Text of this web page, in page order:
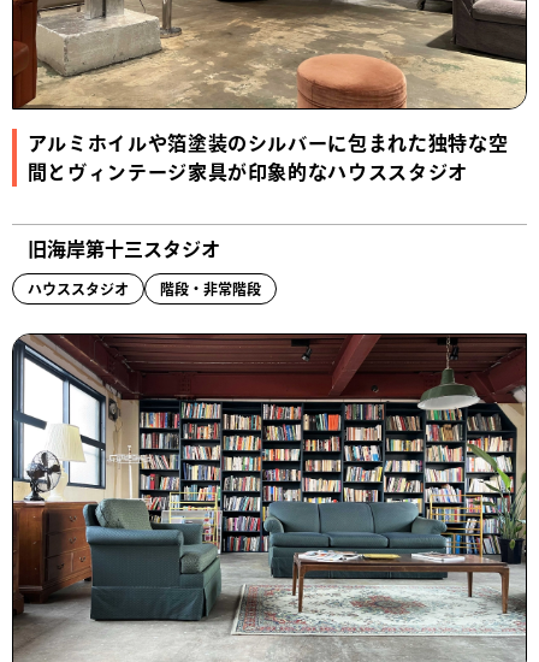
アルミホイルや箔塗装のシルバーに包まれた独特な空
間とヴィンテージ家具が印象的なハウススタジオ
旧海岸第十三スタジオ
ハウススタジオ 階段・非常階段